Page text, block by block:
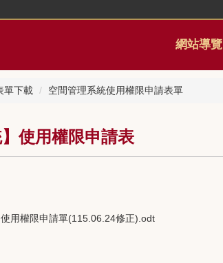
網站導覽
單下載 空間管理系統使用權限申請表單
】使用權限申請表
使用權限申請單(115.06.24修正).odt